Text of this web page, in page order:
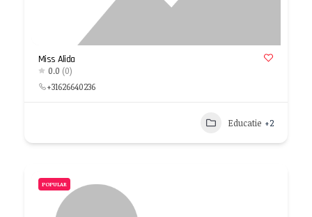
Miss Alida
0.0 (0)
+31626640236
Educatie +2
POPULAR